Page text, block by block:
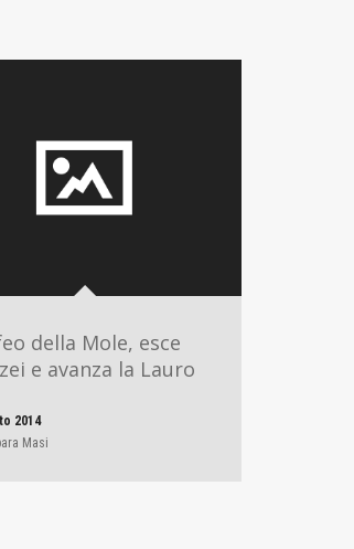
della Mole, esce
e avanza la Lauro
2014
Masi